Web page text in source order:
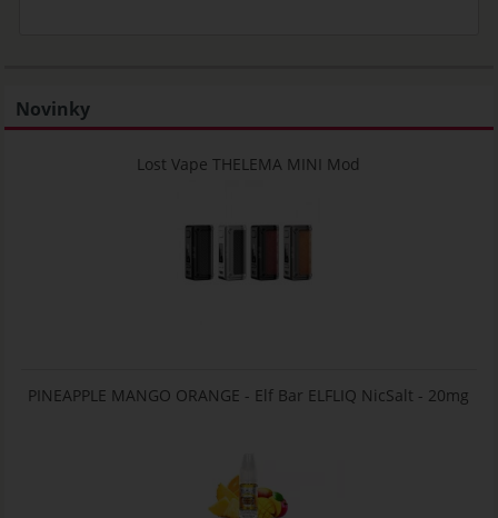
Novinky
Lost Vape THELEMA MINI Mod
PINEAPPLE MANGO ORANGE - Elf Bar ELFLIQ NicSalt - 20mg